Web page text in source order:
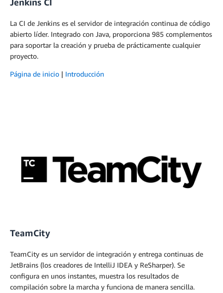
La CI de Jenkins es el servidor de integración continua de código
abierto líder. Integrado con Java, proporciona 985 complementos
para soportar la creación y prueba de prácticamente cualquier
proyecto.
Página de inicio | Introducción
TeamCity
TeamCity es un servidor de integración y entrega continuas de
JetBrains (los creadores de IntelliJ IDEA y ReSharper). Se
configura en unos instantes, muestra los resultados de
compilación sobre la marcha y funciona de manera sencilla.